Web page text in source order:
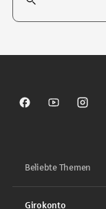
Sparkasse auf
Sparkasse
Beliebte Themen
Girokonto